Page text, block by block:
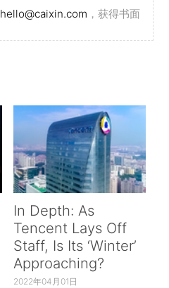
hello@caixin.com ，获得书面
In Depth: As
Tencent Lays Off
Staff, Is Its ‘Winter’
Approaching?
2022年04月01日